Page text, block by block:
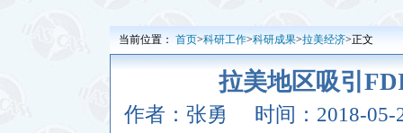
当前位置： 首页>科研工作>科研成果>拉美经济>正文
拉美地区吸引
作者：张勇
时间：2018-05-